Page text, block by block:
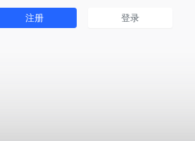
注册 登录